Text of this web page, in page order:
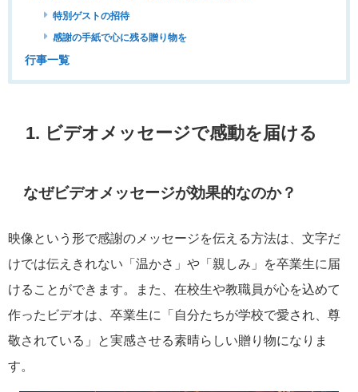
特別ゲストの招待
感謝の手紙で心に残る贈り物を
行事一覧
1. ビデオメッセージで感動を届ける
なぜビデオメッセージが効果的なのか？
映像という形で感謝のメッセージを伝える方法は、文字だ
けでは伝えきれない「温かさ」や「親しみ」を卒業生に届
けることができます。また、在校生や教職員が心を込めて
作ったビデオは、卒業生に「自分たちが学校で愛され、尊
敬されている」と実感させる素晴らしい贈り物になりま
す。